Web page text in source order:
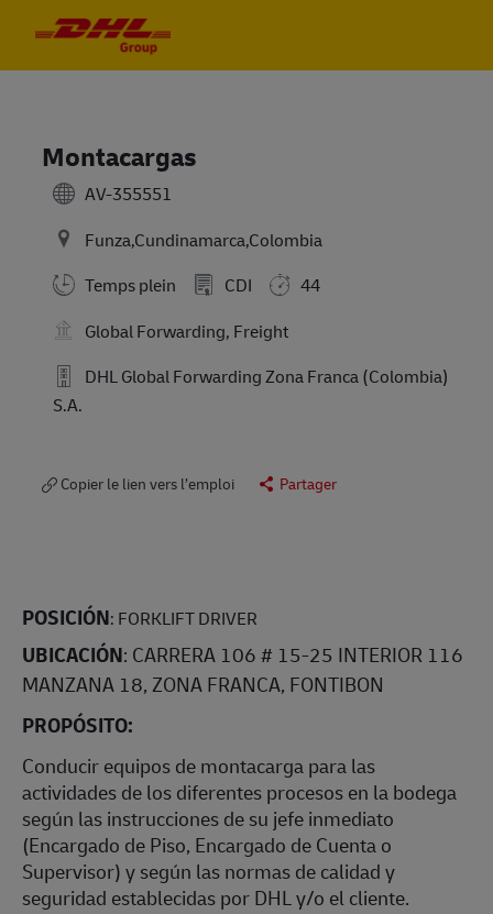
Montacargas
AV-355551
Funza,Cundinamarca,Colombia
Temps plein
CDI
44
Global Forwarding, Freight
DHL Global Forwarding Zona Franca (Colombia)
S.A.
Copier le lien vers l’emploi Partager
POSICIÓN: FORKLIFT DRIVER
UBICACIÓN: CARRERA 106 # 15-25 INTERIOR 116
MANZANA 18, ZONA FRANCA, FONTIBON
PROPÓSITO:
Conducir equipos de montacarga para las
actividades de los diferentes procesos en la bodega
según las instrucciones de su jefe inmediato
(Encargado de Piso, Encargado de Cuenta o
Supervisor) y según las normas de calidad y
seguridad establecidas por DHL y/o el cliente.